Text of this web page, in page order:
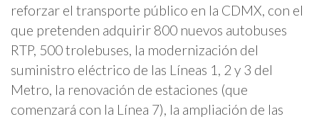
reforzar el transporte público en la CDMX, con el
que pretenden adquirir 800 nuevos autobuses
RTP, 500 trolebuses, la modernización del
suministro eléctrico de las Líneas 1, 2 y 3 del
Metro, la renovación de estaciones (que
comenzará con la Línea 7), la ampliación de las